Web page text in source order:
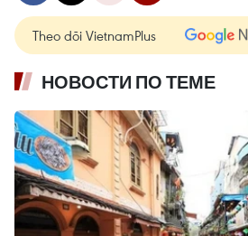
Theo dõi VietnamPlus
НОВОСТИ ПО ТЕМЕ